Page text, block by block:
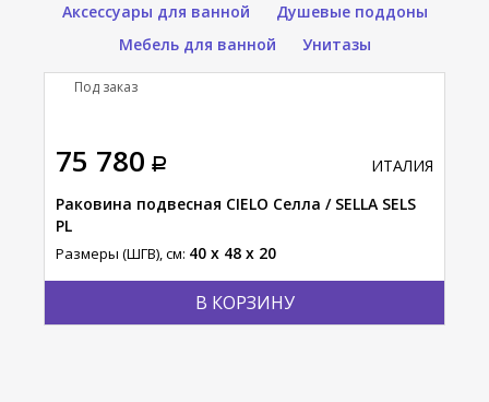
Аксессуары для ванной
Душевые поддоны
Мебель для ванной
Унитазы
75 780
В КОРЗИНУ
ИТАЛИЯ
Раковина подвесная CIELO Селла / SELLA SELS
PL
Размеры (ШГВ), см: 40 x 48 x 20
Под заказ